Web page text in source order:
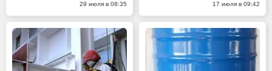
29 июля в 08:35 17 июля в 09:42